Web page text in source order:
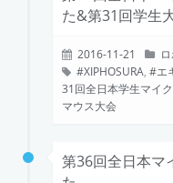
た&第31回学生
2016-11-21
XIPHOSURA, エ
31回全日本学生マイ
マウス大会
第36回全日本マ